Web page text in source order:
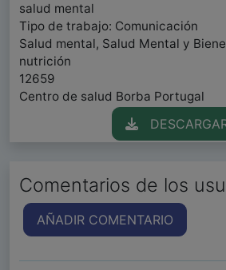
salud mental
Tipo de trabajo: Comunicación
Salud mental, Salud Mental y
nutrición
12659
Centro de salud Borba Portugal
Comentarios de los
AÑADIR COMENTARIO